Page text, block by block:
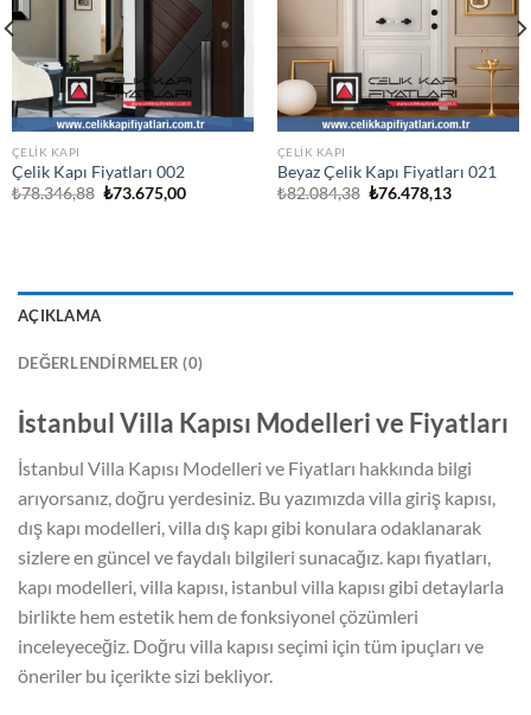
ÇELIK KAPI
Çelik Kapı Fiyatları 002
₺78.346,88 Orijinal
₺73.675,00Şu
ÇELIK KAPI
Beyaz Çelik Kapı Fiyatları 021
₺82.084,38 Orijinal
₺76.478,13Şu
AÇIKLAMA
DEĞERLENDIRMELER (0)
İstanbul Villa Kapısı Modelleri ve Fiyatları
İstanbul Villa Kapısı Modelleri ve Fiyatları hakkında bilgi
arıyorsanız, doğru yerdesiniz. Bu yazımızda villa giriş kapısı,
dış kapı modelleri, villa dış kapı gibi konulara odaklanarak
sizlere en güncel ve faydalı bilgileri sunacağız. kapı fiyatları,
kapı modelleri, villa kapısı, istanbul villa kapısı gibi detaylarla
birlikte hem estetik hem de fonksiyonel çözümleri
inceleyeceğiz. Doğru villa kapısı seçimi için tüm ipuçları ve
öneriler bu içerikte sizi bekliyor.